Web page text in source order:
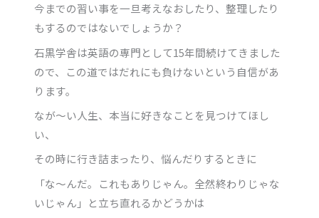
今までの習い事を一旦考えなおしたり、整理したり
もするのではないでしょうか？
石黒学舎は英語の専門として15年間続けてきました
ので、この道ではだれにも負けないという自信があ
ります。
なが～い人生、本当に好きなことを見つけてほし
い、
その時に行き詰まったり、悩んだりするときに
「な～んだ。これもありじゃん。全然終わりじゃな
いじゃん」と立ち直れるかどうかは